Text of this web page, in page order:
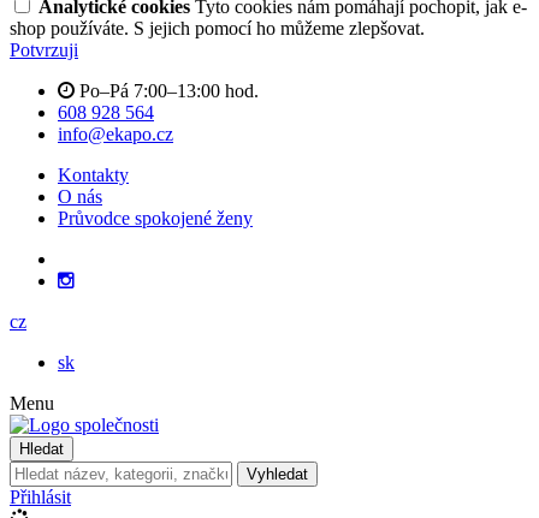
Analytické cookies Tyto cookies nám pomáhají pochopit, jak e-
shop používáte. S jejich pomocí ho můžeme zlepšovat.
Potvrzuji
Po–Pá 7:00–13:00 hod.
608 928 564
info@ekapo.cz
Kontakty
O nás
Průvodce spokojené ženy
cz
sk
Menu
Hledat
Vyhledat
Přihlásit